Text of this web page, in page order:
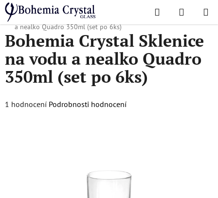
Přejít
na
obsah
Hledat
KOŠÍK
Domů
/ Oblíbené kolekce / Quadro
Bohemia Crystal Sklenice na vodu
a nealko Quadro 350ml (set po 6ks)
Bohemia Crystal Sklenice
na vodu a nealko Quadro
350ml (set po 6ks)
Průměrné
1 hodnocení Podrobnosti hodnocení